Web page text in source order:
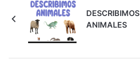
DESCRIBIMOS
ANIMALES